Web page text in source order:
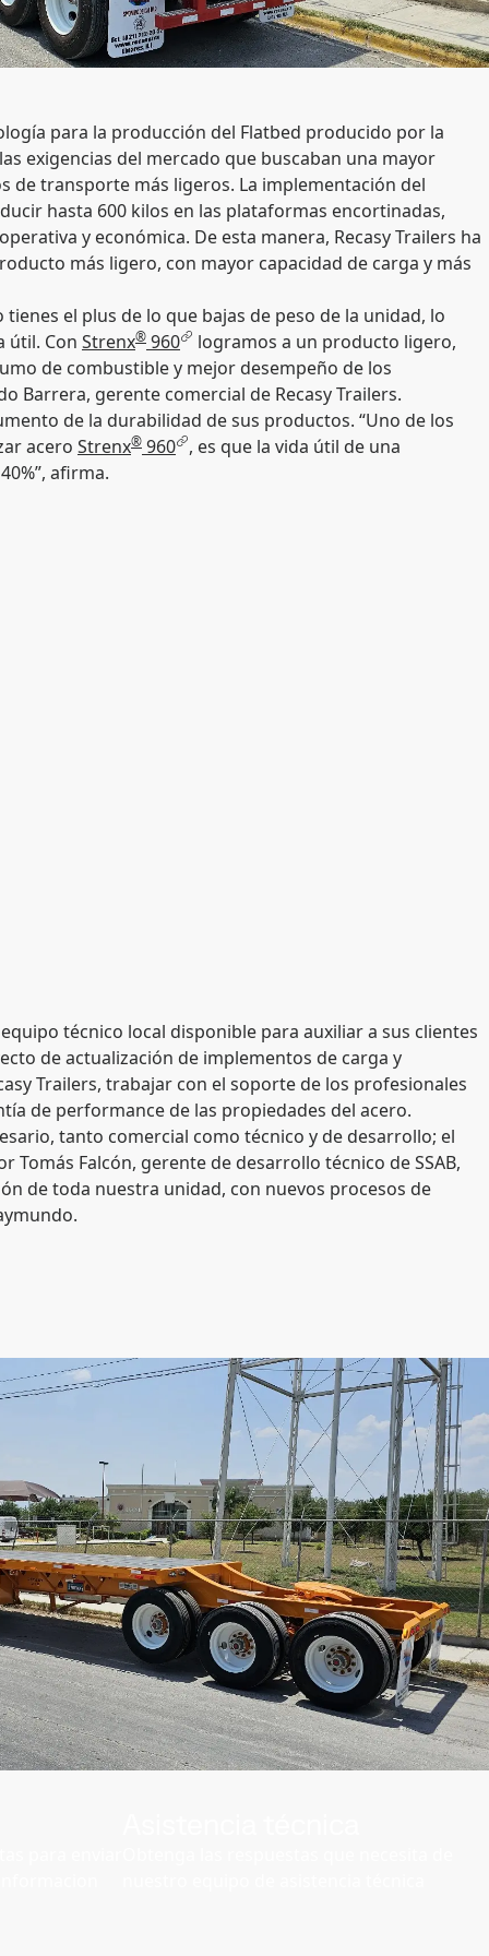
para la producción del Flatbed producido por la
exigencias del mercado que buscaban una mayor
de transporte más ligeros. La implementación del
hasta 600 kilos en las plataformas encortinadas,
y económica. De esta manera, Recasy Trailers ha
más ligero, con mayor capacidad de carga y más
el plus de lo que bajas de peso de la unidad, lo
útil. Con Strenx® 960
logramos a un producto ligero,
de combustible y mejor desempeño de los
Barrera, gerente comercial de Recasy Trailers.
de la durabilidad de sus productos. “Uno de los
acero Strenx® 960 , es que la vida útil de una
afirma.
técnico local disponible para auxiliar a sus clientes
de actualización de implementos de carga y
Trailers, trabajar con el soporte de los profesionales
de performance de las propiedades del acero.
tanto comercial como técnico y de desarrollo; el
Tomás Falcón, gerente de desarrollo técnico de SSAB,
de toda nuestra unidad, con nuevos procesos de